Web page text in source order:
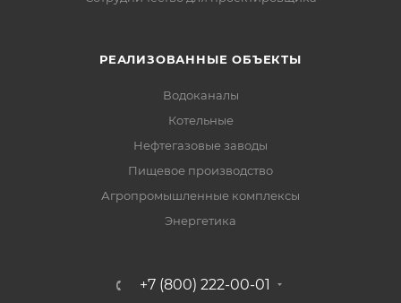
РЕАЛИЗОВАННЫЕ ОБЪЕКТЫ
Водоканалы
Котельные
Нефтегазовые заводы
Пищевое производство
Агропромышленные комплексы
Энергетика
+7 (800) 222-00-01